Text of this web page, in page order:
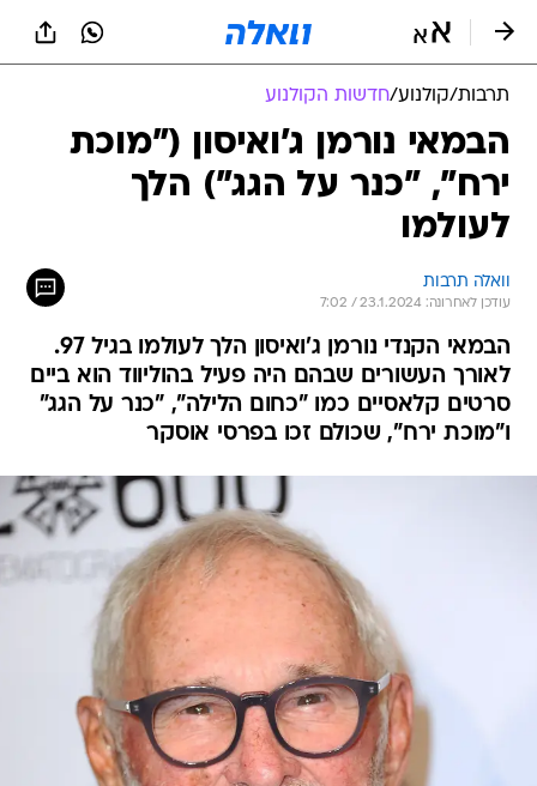
תרבות/קולנוע/חדשות הקולנוע
הבמאי נורמן ג'ואיסון ("מוכת
ירח", "כנר על הגג") הלך
לעולמו
וואלה תרבות
עודכן לאחרונה: 23.1.2024 / 7:02
הבמאי הקנדי נורמן ג'ואיסון הלך לעולמו בגיל 97.
לאורך העשורים שבהם היה פעיל בהוליווד הוא ביים
סרטים קלאסיים כמו "כחום הלילה", "כנר על הגג"
ו"מוכת ירח", שכולם זכו בפרסי אוסקר